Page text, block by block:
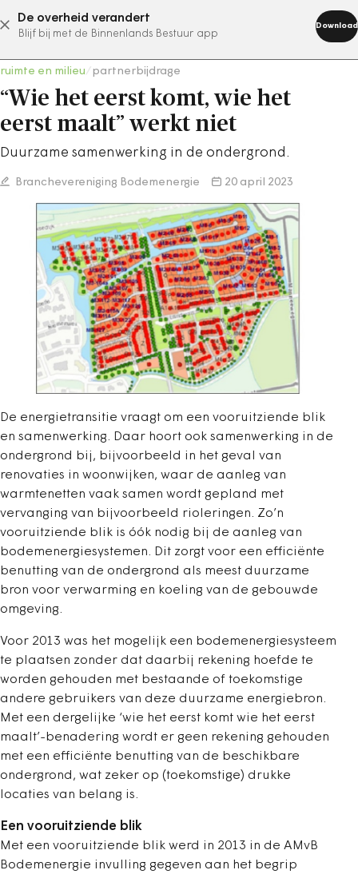
De overheid verandert
Blijf bij met de Binnenlands Bestuur app
Download
abonneer nu
ruimte en milieu partnerbijdrage
“Wie het eerst komt, wie het
eerst maalt” werkt niet
Duurzame samenwerking in de ondergrond.
Branchevereniging Bodemenergie 20 april 2023
De energietransitie vraagt om een vooruitziende blik
en samenwerking. Daar hoort ook samenwerking in de
ondergrond bij, bijvoorbeeld in het geval van
renovaties in woonwijken, waar de aanleg van
warmtenetten vaak samen wordt gepland met
vervanging van bijvoorbeeld rioleringen. Zo’n
vooruitziende blik is óók nodig bij de aanleg van
bodemenergiesystemen. Dit zorgt voor een efficiënte
benutting van de ondergrond als meest duurzame
bron voor verwarming en koeling van de gebouwde
omgeving.
Voor 2013 was het mogelijk een bodemenergiesysteem
te plaatsen zonder dat daarbij rekening hoefde te
worden gehouden met bestaande of toekomstige
andere gebruikers van deze duurzame energiebron.
Met een dergelijke ‘wie het eerst komt wie het eerst
maalt’-benadering wordt er geen rekening gehouden
met een efficiënte benutting van de beschikbare
ondergrond, wat zeker op (toekomstige) drukke
locaties van belang is.
Een vooruitziende blik
Met een vooruitziende blik werd in 2013 in de AMvB
Bodemenergie invulling gegeven aan het begrip